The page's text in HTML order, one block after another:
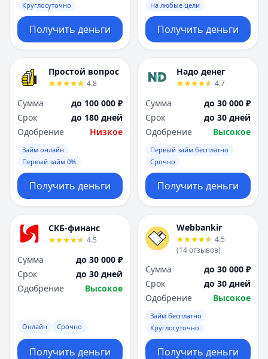
Круглосуточно
Получить деньги
На любые цели
Получить деньги
Простой вопрос
4.8
Сумма
до 100 000 ₽
Срок
до 180 дней
Одобрение
Низкое
Займ онлайн
Первый займ 0%
Получить деньги
Надо денег
4.7
Сумма
до 30 000 ₽
Срок
до 30 дней
Одобрение
Высокое
Первый займ бесплатно
Срочно
Получить деньги
СКБ-финанс
4.5
Сумма
до 30 000 ₽
Срок
до 30 дней
Одобрение
Высокое
Онлайн Срочно
Получить деньги
Webbankir
4.5
(14отзывов)
Сумма
до 30 000 ₽
Срок
до 30 дней
Одобрение
Высокое
Займ бесплатно
Круглосуточно
Получить деньги